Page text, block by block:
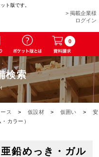
ト版です。
> 掲載企業様
ログイン
0
検索
ス > 仮設材 > 仮囲い >
安
カラー）
鉛めっき・ガル